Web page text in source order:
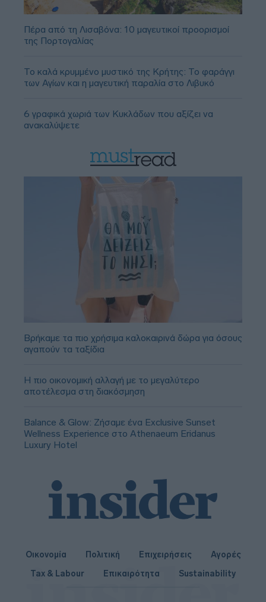
Πέρα από τη Λισαβόνα: 10 μαγευτικοί προορισμοί
της Πορτογαλίας
Το καλά κρυμμένο μυστικό της Κρήτης: Το φαράγγι
των Αγίων και η μαγευτική παραλία στο Λιβυκό
6 γραφικά χωριά των Κυκλάδων που αξίζει να
ανακαλύψετε
Βρήκαμε τα πιο χρήσιμα καλοκαιρινά δώρα για όσους
αγαπούν τα ταξίδια
Η πιο οικονομική αλλαγή με το μεγαλύτερο
αποτέλεσμα στη διακόσμηση
Balance & Glow: Ζήσαμε ένα Exclusive Sunset
Wellness Experience στο Athenaeum Eridanus
Luxury Hotel
Οικονομία Πολιτική Επιχειρήσεις
Αγορές
Tax & Labour
Επικαιρότητα Sustainability